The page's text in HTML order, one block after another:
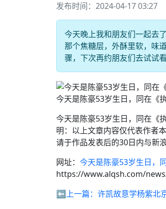
发布时间：2024-04-17 03:27
今天晚上我和朋友们一起去
那个焦糖层，外酥里软，味
骤，下次再约朋友们去试试
今天是陈豪53岁生日，同在《
今天是陈豪53岁生日，同在《
明：以上文章内容仅代表作者
请于作品发表后的30日内与新
网址： 今天是陈豪53岁生日，
https://www.alqsh.com/
⬅️上一篇： 许凯故意学杨紫北